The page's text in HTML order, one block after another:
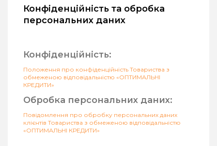
Конфіденційність та обробка
персональних даних
Конфіденційність:
Положення про конфіденційність Товариства з
обмеженою відповідальністю «ОПТИМАЛЬНІ
КРЕДИТИ»
Обробка персональних даних:
Повідомлення про обробку персональних даних
клієнтів Товариства з обмеженою відповідальністю
«ОПТИМАЛЬНІ КРЕДИТИ»